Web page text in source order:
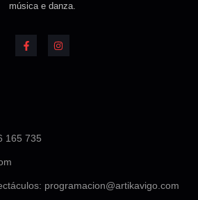
música e danza.
165 735
programacion@artikavigo.com